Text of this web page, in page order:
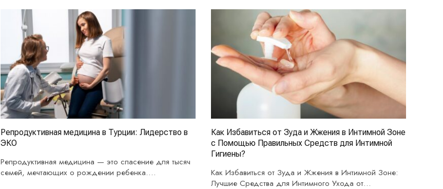
Репродуктивная медицина в Турции: Лидерство в
ЭКО
Репродуктивная медицина — это спасение для тысяч
семей, мечтающих о рождении ребенка.
Как Избавиться от Зуда и Жжения в Интимной Зоне
с Помощью Правильных Средств для Интимной
Гигиены?
Как Избавиться от Зуда и Жжения в Интимной Зоне:
Лучшие Средства для Интимного Ухода от…